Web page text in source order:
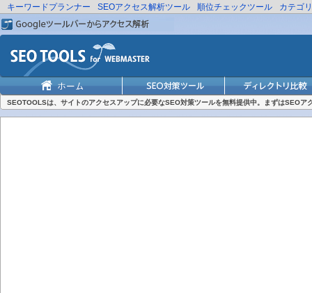
キーワードプランナー SEOアクセス解析ツール 順位チェックツール カテゴ
SEOTOOLSは、サイトのアクセスアップに必要なSEO対策ツールを無料提供中。まずはSEOア